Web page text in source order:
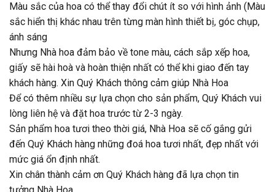
Màu sắc của hoa có thể thay đổi chút ít so với hình ảnh (Màu
sắc hiển thị khác nhau trên từng màn hình thiết bị, góc chụp,
ánh sáng
Nhưng Nhà hoa đảm bảo về tone màu, cách sắp xếp hoa,
giấy sẽ hài hoà và hoàn thiện nhất có thể khi giao đến tay
khách hàng. Xin Quý Khách thông cảm giúp Nhà Hoa
Để có thêm nhiều sự lựa chọn cho sản phẩm, Quý Khách vui
lòng liên hệ và đặt hoa trước từ 2-3 ngày.
Sản phẩm hoa tươi theo thời giá, Nhà Hoa sẽ cố gắng gửi
đến Quý Khách hàng những đoá hoa tươi nhất, đẹp nhất với
mức giá ổn định nhất.
Xin chân thành cảm ơn Quý Khách hàng đã lựa chọn tin